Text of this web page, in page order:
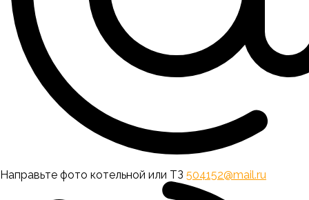
Направьте фото котельной или ТЗ 504152@mail.ru